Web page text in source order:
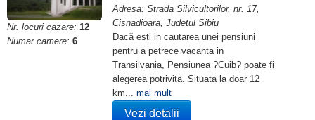
Nr. locuri cazare: 12
Numar camere: 6
Adresa: Strada Silvicultorilor, nr. 17,
Cisnadioara, Judetul Sibiu
Dacă esti in cautarea unei pensiuni
pentru a petrece vacanta in
Transilvania, Pensiunea ?Cuib? poate fi
alegerea potrivita. Situata la doar 12
km... mai mult
Vezi detalii